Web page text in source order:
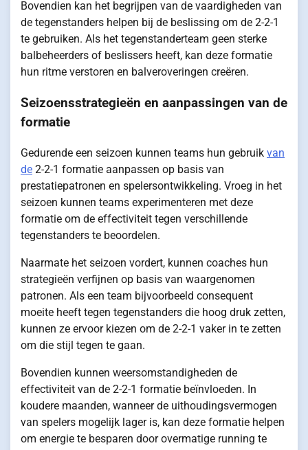
Bovendien kan het begrijpen van de vaardigheden van
de tegenstanders helpen bij de beslissing om de 2-2-1
te gebruiken. Als het tegenstanderteam geen sterke
balbeheerders of beslissers heeft, kan deze formatie
hun ritme verstoren en balveroveringen creëren.
Seizoensstrategieën en aanpassingen van de
formatie
Gedurende een seizoen kunnen teams hun gebruik van
de 2-2-1 formatie aanpassen op basis van
prestatiepatronen en spelersontwikkeling. Vroeg in het
seizoen kunnen teams experimenteren met deze
formatie om de effectiviteit tegen verschillende
tegenstanders te beoordelen.
Naarmate het seizoen vordert, kunnen coaches hun
strategieën verfijnen op basis van waargenomen
patronen. Als een team bijvoorbeeld consequent
moeite heeft tegen tegenstanders die hoog druk zetten,
kunnen ze ervoor kiezen om de 2-2-1 vaker in te zetten
om die stijl tegen te gaan.
Bovendien kunnen weersomstandigheden de
effectiviteit van de 2-2-1 formatie beïnvloeden. In
koudere maanden, wanneer de uithoudingsvermogen
van spelers mogelijk lager is, kan deze formatie helpen
om energie te besparen door overmatige running te